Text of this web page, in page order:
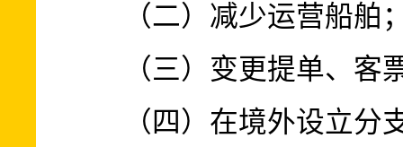
（二）减少运营船舶
（三）变更提单、客
（四）在境外设立分